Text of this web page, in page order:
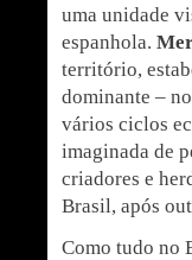
uma unidade
espanhola.
território,
dominante –
vários ciclos
imaginada de
criadores e
Brasil, após
Como tudo no